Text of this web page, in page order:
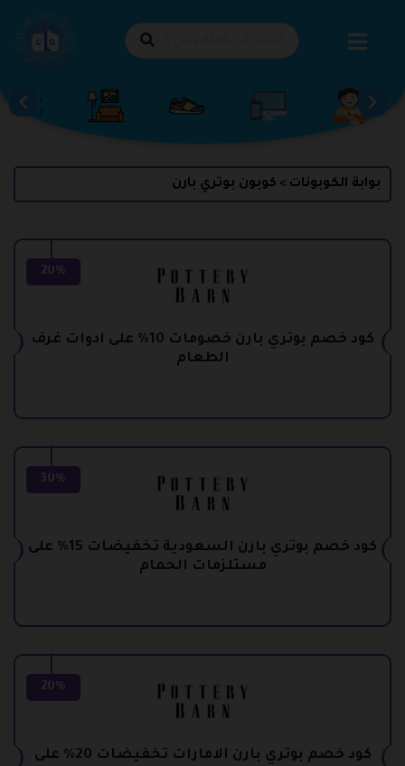
بوابة الكوبونات > كوبون بوتري بارن
20%
كود خصم بوتري بارن خصومات 10% على ادوات غرف
الطعام
30%
كود خصم بوتري بارن السعودية تخفيضات 15% على
مستلزمات الحمام
20%
كود خصم بوتري بارن الامارات تخفيضات 20% على